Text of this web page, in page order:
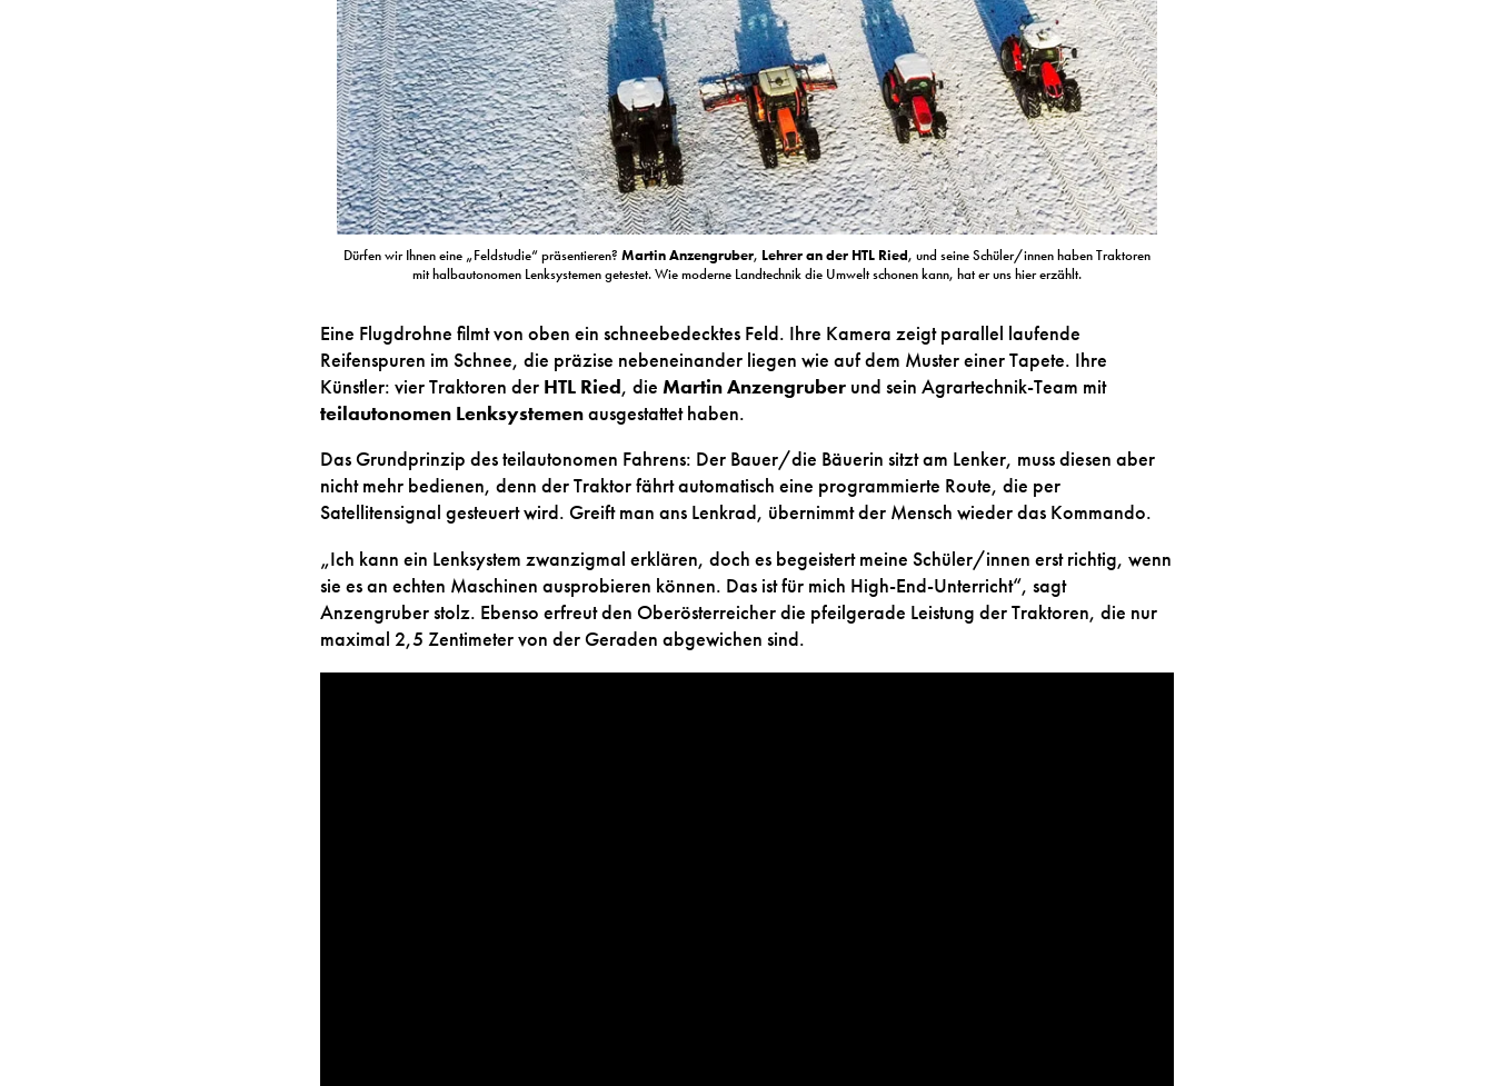
Dürfen wir Ihnen eine „Feldstudie“ präsentieren? Martin Anzengruber, Lehrer an der HTL Ried, und seine Schüler/innen haben Traktoren
mit halbautonomen Lenksystemen getestet. Wie moderne Landtechnik die Umwelt schonen kann, hat er uns hier erzählt.
Eine Flugdrohne filmt von oben ein schneebedecktes Feld. Ihre Kamera zeigt parallel laufende
Reifenspuren im Schnee, die präzise nebeneinander liegen wie auf dem Muster einer Tapete. Ihre
Künstler: vier Traktoren der HTL Ried, die Martin Anzengruber und sein Agrartechnik-Team mit
teilautonomen Lenksystemenausgestattet haben.
Das Grundprinzip des teilautonomen Fahrens: Der Bauer/die Bäuerin sitzt am Lenker, muss diesen aber
nicht mehr bedienen, denn der Traktor fährt automatisch eine programmierte Route, die per
Satellitensignal gesteuert wird. Greift man ans Lenkrad, übernimmt der Mensch wieder das Kommando.
„Ich kann ein Lenksystem zwanzigmal erklären, doch es begeistert meine Schüler/innen erst richtig, wenn
sie es an echten Maschinen ausprobieren können. Das ist für mich High-End-Unterricht“, sagt
Anzengruber stolz. Ebenso erfreut den Oberösterreicher die pfeilgerade Leistung der Traktoren, die nur
maximal 2,5 Zentimeter von der Geraden abgewichen sind.